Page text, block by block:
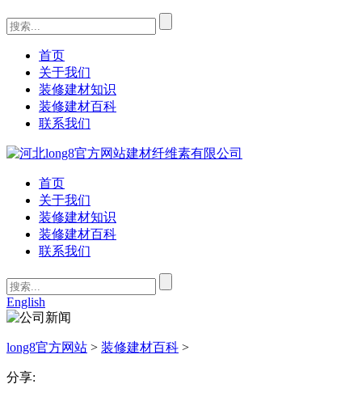
首页
关于我们
装修建材知识
装修建材百科
联系我们
首页
关于我们
装修建材知识
装修建材百科
联系我们
English
long8官方网站 > 装修建材百科 >
分享: